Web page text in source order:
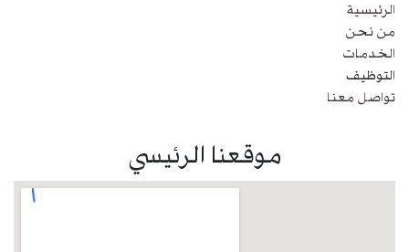
الرئيسية
من نحن
الخدمات
التوظيف
تواصل معنا
موقعنا الرئيسي